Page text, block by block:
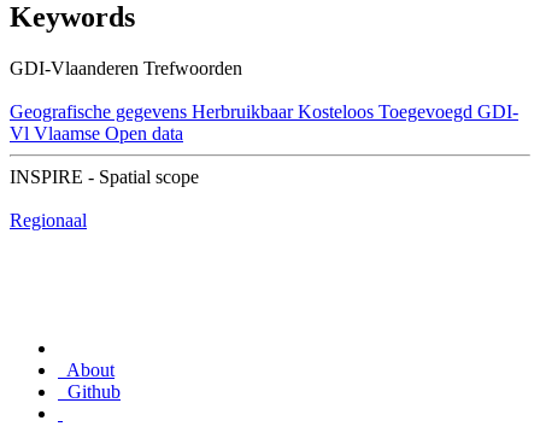
Keywords
GDI-Vlaanderen Trefwoorden
Geografische gegevens Herbruikbaar Kosteloos Toegevoegd GDI-
Vl Vlaamse Open data
INSPIRE - Spatial scope
Regionaal
About
Github